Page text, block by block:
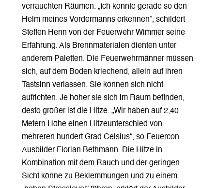
verrauchten Räumen. „Ich konnte gerade so den
Helm meines Vordermanns erkennen“, schildert
Steffen Henn von der Feuerwehr Wimmer seine
Erfahrung. Als Brennmaterialen dienten unter
anderem Paletten. Die Feuerwehrmänner müssen
sich, auf dem Boden kriechend, allein auf ihren
Tastsinn verlassen. Sie können sich nicht
aufrichten. Je höher sie sich im Raum befinden,
desto größer ist die Hitze. „Wir haben auf 2,40
Metern Höhe einen Hitzeunterschied von
mehreren hundert Grad Celsius“, so Feuercon-
Ausbilder Florian Bethmann. Die Hitze in
Kombination mit dem Rauch und der geringen
Sicht könne zu Beklemmungen und zu einem